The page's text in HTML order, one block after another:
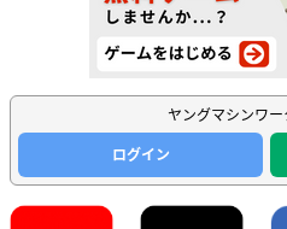
ヤングマシンワ
ログイン